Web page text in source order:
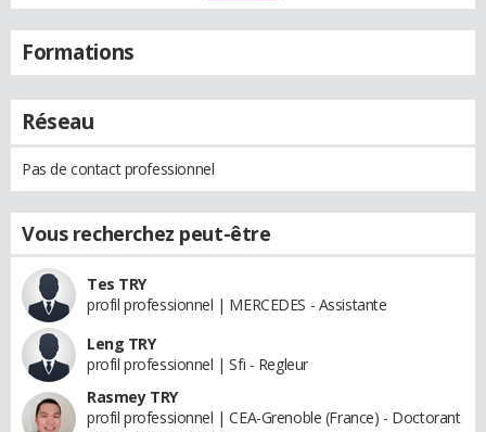
Formations
Réseau
Pas de contact professionnel
Vous recherchez peut-être
Tes TRY
profil professionnel | MERCEDES - Assistante
Leng TRY
profil professionnel | Sfi - Regleur
Rasmey TRY
profil professionnel | CEA-Grenoble (France) - Doctorant